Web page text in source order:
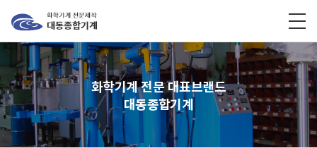
화학기계 전문 대표브랜드
대동종합기계